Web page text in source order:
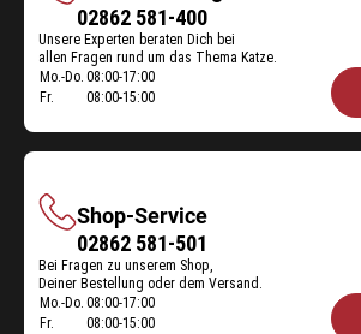
Futterberatung
02862 581-400
Unsere Experten beraten Dich bei
allen Fragen rund um das Thema Katze.
Öffnungszeiten
Mo.-Do. 08:00-17:00
Fr.
08:00-15:00
Shop-Service
Shop-
Service
02862 581-501
Bei Fragen zu unserem Shop,
Deiner Bestellung oder dem Versand.
Öffnungszeiten
Mo.-Do. 08:00-17:00
Fr.
08:00-15:00